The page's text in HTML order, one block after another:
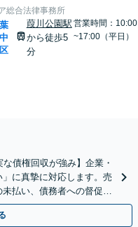
総合法律事務所
葭川公園駅
から徒歩5
分
営業時間：10:00
~17:00（平日）
債権回収が強み】企業・
に真摯に対応します。売
払い、債務者への督促、